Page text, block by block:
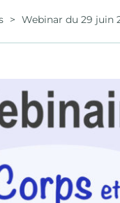
> Webinar du 29 juin